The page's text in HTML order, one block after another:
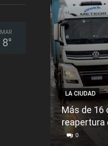
MAR
8°
LA CIUDAD
Más de 16
reapertura
0